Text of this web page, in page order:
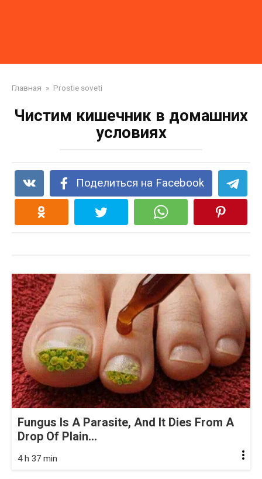
Главная » Prostie soveti
Чистим кишечник в домашних
условиях
Поделиться на Facebook
Fungus Is A Parasite, And It Dies From A
Drop Of Plain...
4 h 37 min